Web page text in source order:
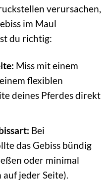
verursachen,
im Maul
du richtig:
Miss mit einem
flexiblen
deines Pferdes direkt
Bei
das Gebiss bündig
oder minimal
auf jeder Seite).